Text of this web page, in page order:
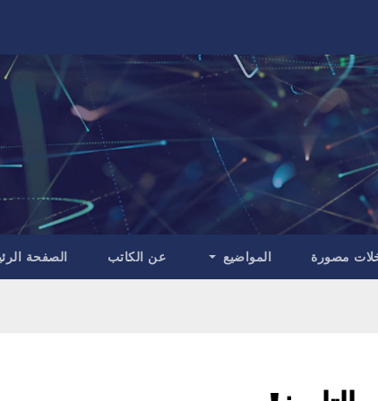
مصورة المواضيع عن الكاتب الصفحة